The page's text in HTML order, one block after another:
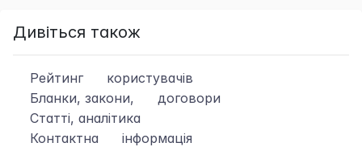
Дивіться також
Рейтинг
користувачів
Бланки, закони,
договори
Статті, аналітика
Контактна
інформація